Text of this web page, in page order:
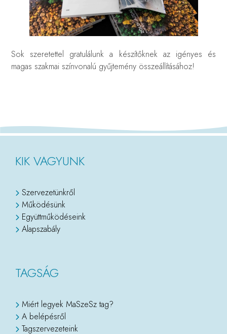
Sok szeretettel gratulálunk a készítőknek az igényes és
magas szakmai színvonalú gyűjtemény összeállításához!
KIK VAGYUNK
Szervezetünkről
Működésünk
Együttműködéseink
Alapszabály
TAGSÁG
Miért legyek MaSzeSz tag?
A belépésről
Tagszervezeteink